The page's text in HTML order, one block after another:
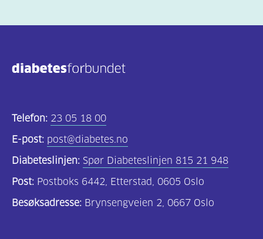
og
Om
Telefon: 23 05 18 00
E-post: post@diabetes.no
Diabeteslinjen: Spør Diabeteslinjen 815 21 948
Post: Postboks 6442, Etterstad, 0605 Oslo
Besøksadresse: Brynsengveien 2, 0667 Oslo